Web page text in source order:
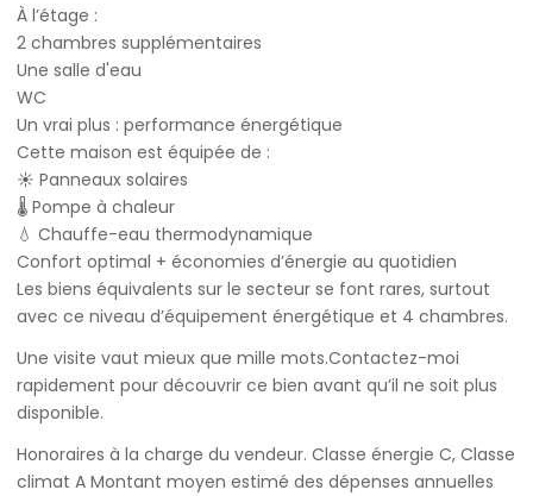
À l’étage :
2 chambres supplémentaires
Une salle d'eau
WC
Un vrai plus : performance énergétique
Cette maison est équipée de :
☀️ Panneaux solaires
🌡️ Pompe à chaleur
💧 Chauffe-eau thermodynamique
Confort optimal + économies d’énergie au quotidien
Les biens équivalents sur le secteur se font rares, surtout
avec ce niveau d’équipement énergétique et 4 chambres.
Une visite vaut mieux que mille mots.Contactez-moi
rapidement pour découvrir ce bien avant qu’il ne soit plus
disponible.
Honoraires à la charge du vendeur. Classe énergie C, Classe
climat A Montant moyen estimé des dépenses annuelles